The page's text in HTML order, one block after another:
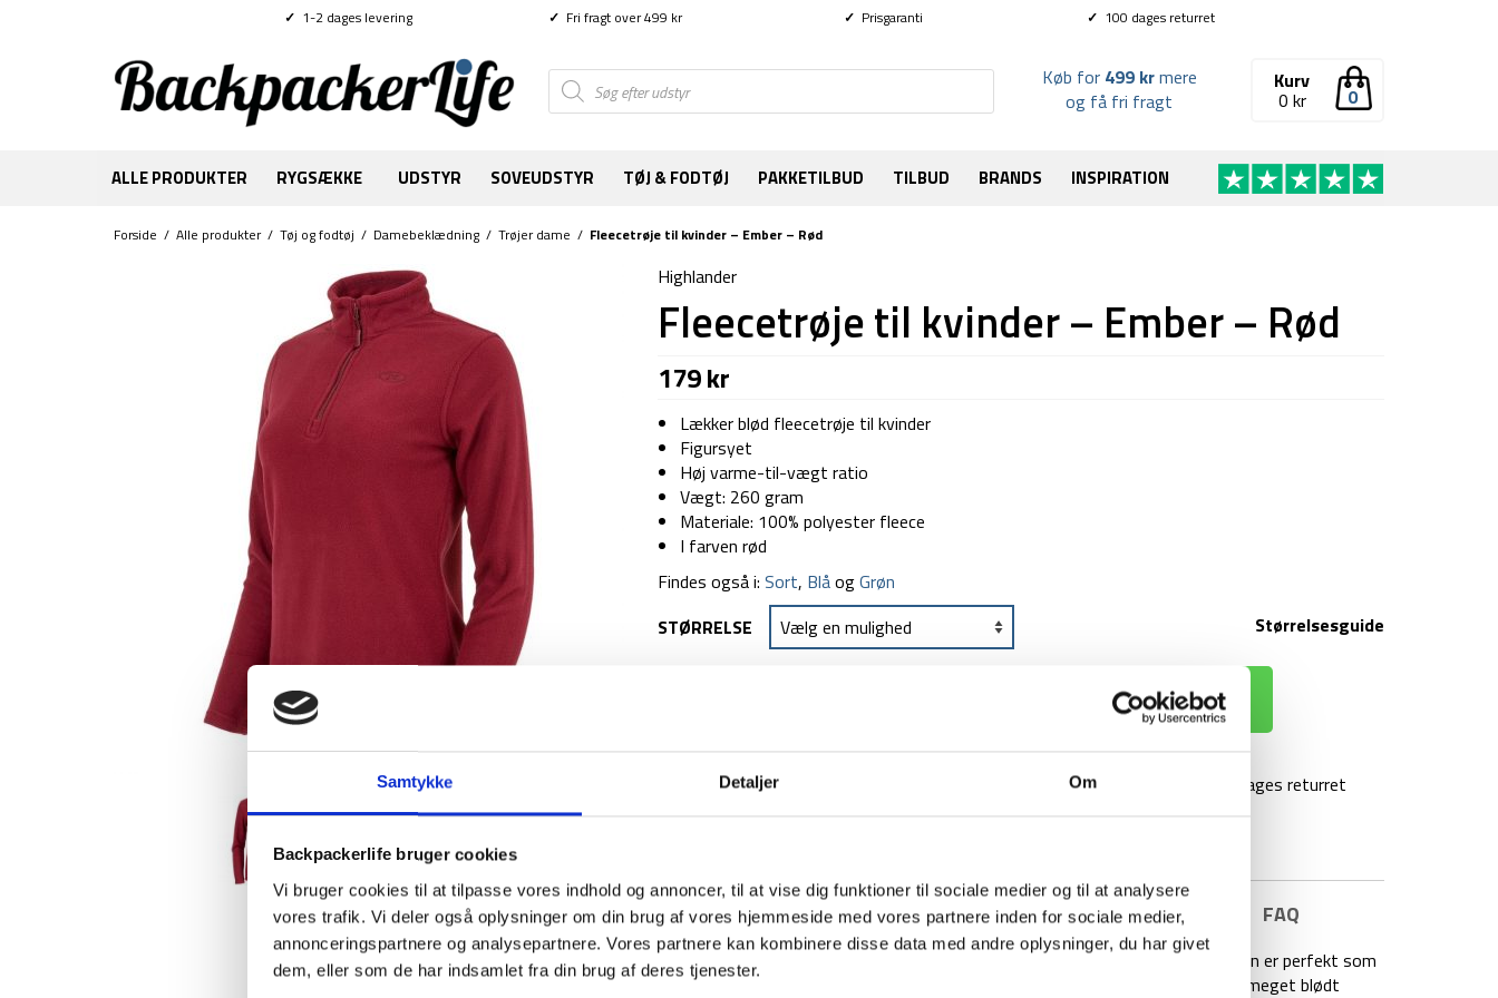
Samtykke Detaljer Om
Backpackerlife bruger cookies
Vi bruger cookies til at tilpasse vores indhold og annoncer, til at vise dig funktioner til sociale medier og til at analysere
vores trafik. Vi deler også oplysninger om din brug af vores hjemmeside med vores partnere inden for sociale medier,
annonceringspartnere og analysepartnere. Vores partnere kan kombinere disse data med andre oplysninger, du har givet
dem, eller som de har indsamlet fra din brug af deres tjenester.
✓ 1-2 dages levering ✓ Fri fragt over 499 kr ✓ Prisgaranti ✓ 100 dages returret
Products
search 0
Kurv
0 kr
Køb for 499 krmere
og få fri fragt
ALLE PRODUKTER RYGSÆKKE UDSTYR SOVEUDSTYR TØJ & FODTØJ PAKKETILBUD TILBUD BRANDS INSPIRATION
Forside / Alle produkter/ Tøj og fodtøj / Damebeklædning / Trøjer dame / Fleecetrøje til kvinder – Ember – Rød
Highlander
Fleecetrøje til kvinder – Ember – Rød
179kr
Lækker blød fleecetrøje til kvinder
Figursyet
Høj varme-til-vægt ratio
Vægt: 260 gram
Materiale: 100% polyester fleece
I farven rød
Findes også i: Sort, BlåogGrøn
Størrelsesguide
STØRRELSE
1-2 dages levering Fri fragt over 499 kr 100 dages returret
BESKRIVELSE YDERLIGERE INFORMATION BRAND FAQ
Lækker varm fleecetrøje fra skotske Highlander i modellen Ember. Ember fleecen er perfekt som
lag til at holde dig varm under din jakke. Fleecetrøjen er lavet i et isolerende og meget blødt